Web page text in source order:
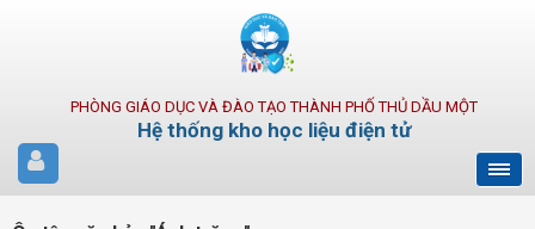
PHÒNG GIÁO DỤC VÀ ĐÀO TẠO THÀNH PHỐ THỦ DẦU MỘT
Hệ thống kho học liệu điện tử